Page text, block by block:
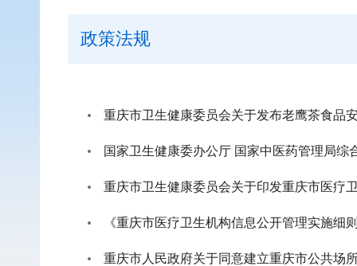
政策法规
重庆市卫生健康委员会关于发布老鹰茶食品
国家卫生健康委办公厅 国家中医药管理局
重庆市卫生健康委员会关于印发重庆市医疗
《重庆市医疗卫生机构信息公开管理实施细
重庆市人民政府关于同意建立重庆市公共场